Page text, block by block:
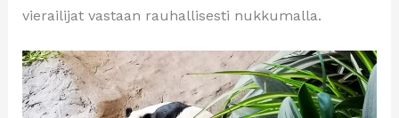
vierailijat vastaan rauhallisesti nukkumalla.